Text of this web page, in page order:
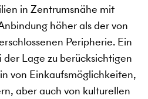
in Zentrumsnähe mit
höher als der von
Peripherie. Ein
Lage zu berücksichtigen
von Einkaufsmöglichkeiten,
aber auch von kulturellen